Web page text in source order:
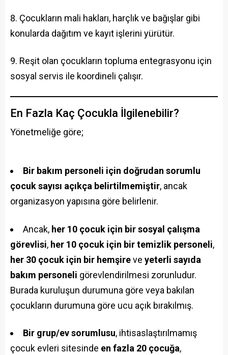
Çocukların mali hakları, harçlık ve bağışlar gibi
konularda dağıtım ve kayıt işlerini yürütür.
Reşit olan çocukların topluma entegrasyonu için
sosyal servis ile koordineli çalışır.
En Fazla Kaç Çocukla İlgilenebilir?
Yönetmeliğe göre;
Bir bakım personeli için doğrudan sorumlu
çocuk sayısı açıkça belirtilmemiştir, ancak
organizasyon yapısına göre belirlenir.
Ancak, her 10 çocuk için bir sosyal çalışma
görevlisi, her 10 çocuk için bir temizlik personeli,
her 30 çocuk için bir hemşireve yeterli sayıda
bakım personeli görevlendirilmesi zorunludur.
Burada kuruluşun durumuna göre veya bakılan
çocukların durumuna göre ucu açık bırakılmış.
Bir grup/ev sorumlusu, ihtisaslaştırılmamış
çocuk evleri sitesinde en fazla 20 çocuğa,